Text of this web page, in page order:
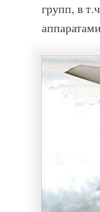
групп, в